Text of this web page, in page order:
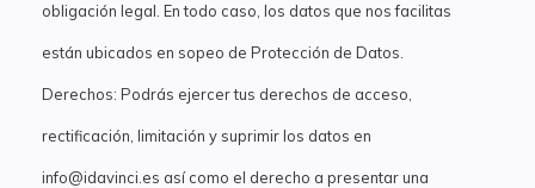
obligación legal. En todo caso, los datos que nos facilitas
están ubicados en sopeo de Protección de Datos.
Derechos: Podrás ejercer tus derechos de acceso,
rectificación, limitación y suprimir los datos en
info@idavinci.es así como el derecho a presentar una